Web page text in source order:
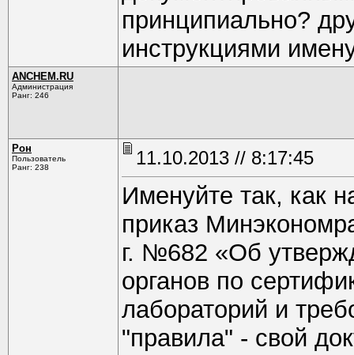
принципиально?
инструкциями
ANCHEM.RU
Администрация
Ранг: 246
Рон
Пользователь
Ранг: 238
11.10.2013 // 8:17:45
Именуйте так, как
приказ
г. №682 «Об
органов по
лабораторий и
"правила" - свой